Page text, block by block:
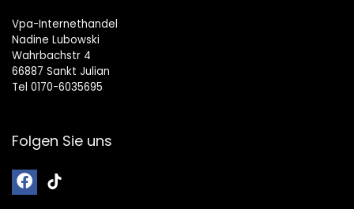
Vpa-Internethandel
Nadine Lubowski
Wahrbachstr 4
66887 Sankt Julian
Tel 0170-6035695
Folgen Sie uns